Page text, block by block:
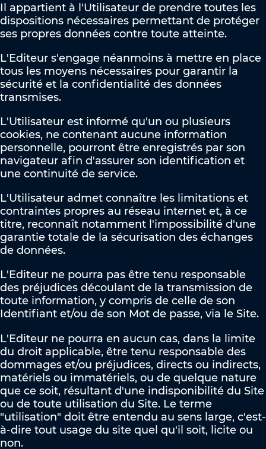
Il appartient à l'Utilisateur de prendre toutes les
dispositions nécessaires permettant de protéger
ses propres données contre toute atteinte.
L'Editeur s'engage néanmoins à mettre en place
tous les moyens nécessaires pour garantir la
sécurité et la confidentialité des données
transmises.
L'Utilisateur est informé qu'un ou plusieurs
cookies, ne contenant aucune information
personnelle, pourront être enregistrés par son
navigateur afin d'assurer son identification et
une continuité de service.
L'Utilisateur admet connaître les limitations et
contraintes propres au réseau internet et, à ce
titre, reconnaît notamment l'impossibilité d'une
garantie totale de la sécurisation des échanges
de données.
L'Editeur ne pourra pas être tenu responsable
des préjudices découlant de la transmission de
toute information, y compris de celle de son
Identifiant et/ou de son Mot de passe, via le Site.
L'Editeur ne pourra en aucun cas, dans la limite
du droit applicable, être tenu responsable des
dommages et/ou préjudices, directs ou indirects,
matériels ou immatériels, ou de quelque nature
que ce soit, résultant d'une indisponibilité du Site
ou de toute utilisation du Site. Le terme
"utilisation" doit être entendu au sens large, c'est-
à-dire tout usage du site quel qu'il soit, licite ou
non.